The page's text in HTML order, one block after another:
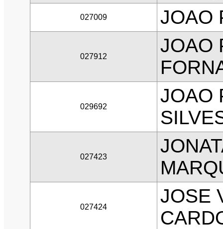
027009 JOAO
027912
JOAO
029692
JOAO
027423
027424
JOSE